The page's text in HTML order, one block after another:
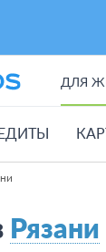
ДЛЯ
Рязани